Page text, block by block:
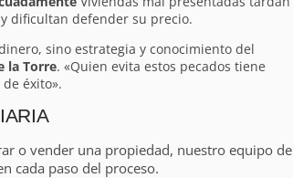
dificultan defender su precio.
sino estrategia y conocimiento del
la Torre. «Quien evita estos pecados tiene
éxito».
o vender una propiedad, nuestro equipo de
cada paso del proceso.